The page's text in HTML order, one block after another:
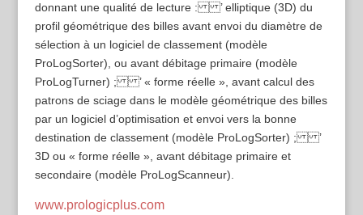
donnant une qualité de lecture : ’ elliptique (3D) du
profil géométrique des billes avant envoi du diamètre de
sélection à un logiciel de classement (modèle
ProLogSorter), ou avant débitage primaire (modèle
ProLogTurner) ; ’ « forme réelle », avant calcul des
patrons de sciage dans le modèle géométrique des billes
par un logiciel d’optimisation et envoi vers la bonne
destination de classement (modèle ProLogSorter) ; ’
3D ou « forme réelle », avant débitage primaire et
secondaire (modèle ProLogScanneur).
www.prologicplus.com